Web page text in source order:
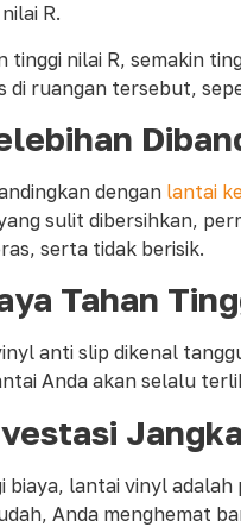
R.
tinggi nilai R, semakin
di ruangan tersebut,
dengan lantai
sulit dibersihkan,
serta tidak berisik.
Tahan
anti slip dikenal
Anda akan selalu
biaya, lantai vinyl
Anda menghemat